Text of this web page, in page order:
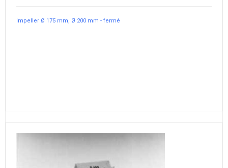
Impeller Ø 175 mm, Ø 200 mm - fermé